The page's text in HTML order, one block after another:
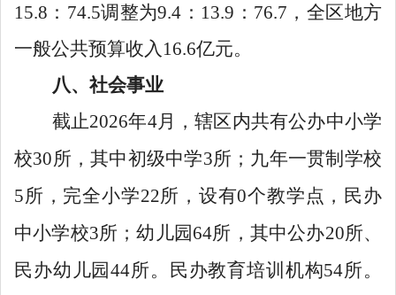
15.8 ： 74.5调整为9.4 ： 13.9 ： 76.7 ，全区地方
一般公共预算收入 16.6亿元。
八、社会事业
截止2026年4月，辖区内共有公办中小学
校30所，其中初级中学3所；九年一贯制学校
5所，完全小学22所，设有0个教学点，民办
中小学校3所；幼儿园64所，其中公办20所、
民办幼儿园44所。民办教育培训机构54所。